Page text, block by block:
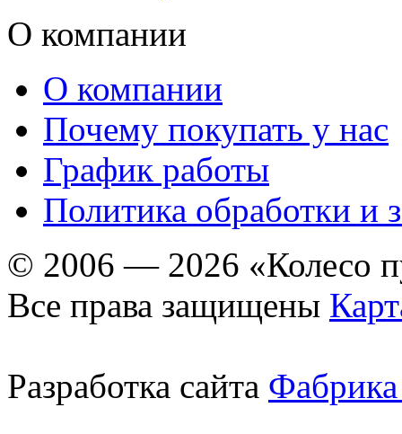
О компании
О компании
Почему покупать у нас
График работы
Политика обработки и
© 2006 — 2026 «Колесо
Все права защищены
Разработка сайта